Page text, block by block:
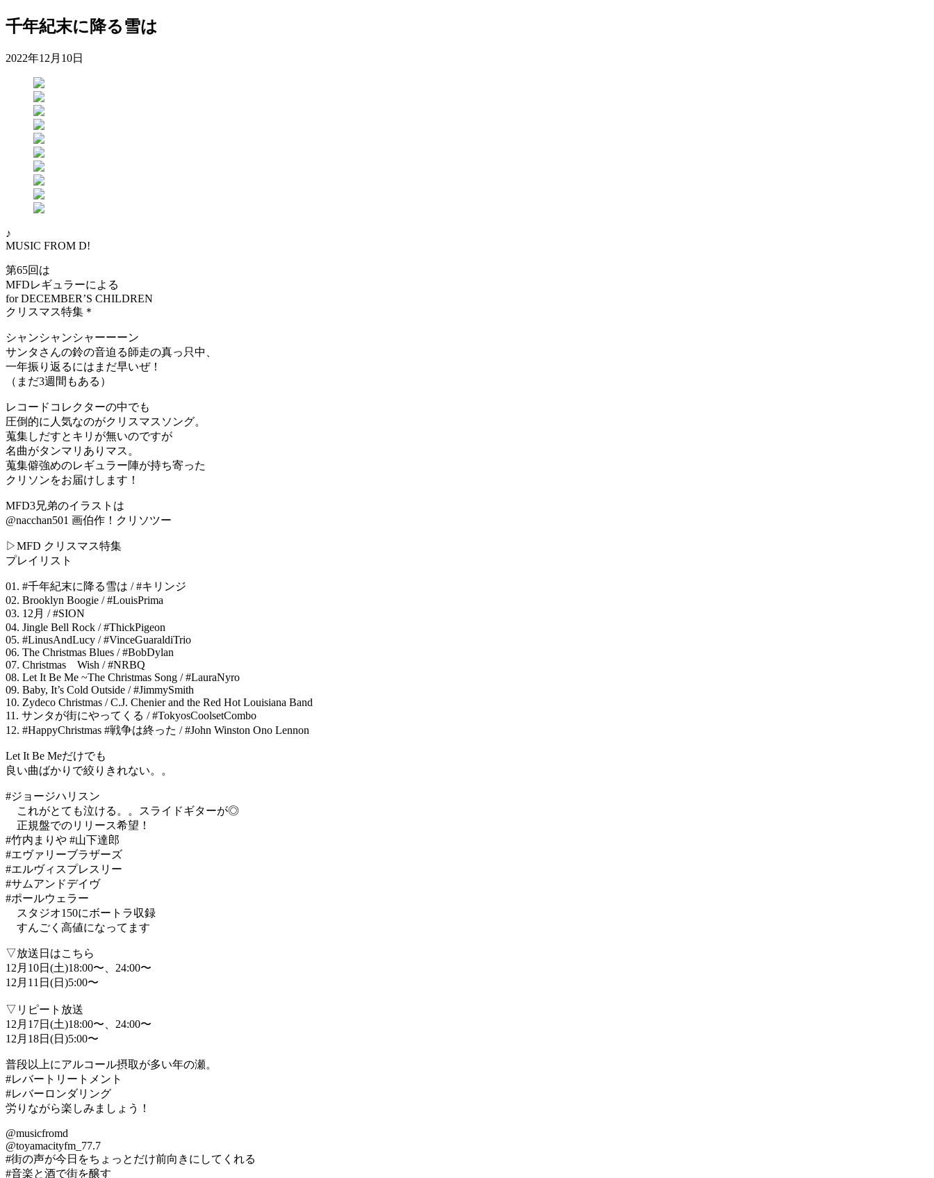
千年紀末に降る雪は
2022年12月10日
♪
MUSIC FROM D!
第65回は
MFDレギュラーによる
for DECEMBER’S CHILDREN
クリスマス特集＊
シャンシャンシャーーーン
サンタさんの鈴の音迫る師走の真っ只中、
一年振り返るにはまだ早いぜ！
（まだ3週間もある）
レコードコレクターの中でも
圧倒的に人気なのがクリスマスソング。
蒐集しだすとキリが無いのですが
名曲がタンマリありマス。
蒐集僻強めのレギュラー陣が持ち寄った
クリソンをお届けします！
MFD3兄弟のイラストは
@nacchan501 画伯作！クリソツー
▷MFD クリスマス特集
プレイリスト
01. #千年紀末に降る雪は / #キリンジ
02. Brooklyn Boogie / #LouisPrima
03. 12月 / #SION
04. Jingle Bell Rock / #ThickPigeon
05. #LinusAndLucy / #VinceGuaraldiTrio
06. The Christmas Blues / #BobDylan
07. Christmas Wish / #NRBQ
08. Let It Be Me ~The Christmas Song / #LauraNyro
09. Baby, It’s Cold Outside / #JimmySmith
10. Zydeco Christmas / C.J. Chenier and the Red Hot Louisiana Band
11. サンタが街にやってくる / #TokyosCoolsetCombo
12. #HappyChristmas #戦争は終った / #John Winston Ono Lennon
Let It Be Meだけでも
良い曲ばかりで絞りきれない。。
#ジョージハリスン
これがとても泣ける。。スライドギターが◎
正規盤でのリリース希望！
#竹内まりや #山下達郎
#エヴァリーブラザーズ
#エルヴィスプレスリー
#サムアンドデイヴ
#ポールウェラー
スタジオ150にボートラ収録
すんごく高値になってます
▽放送日はこちら
12月10日(土)18:00〜、24:00〜
12月11日(日)5:00〜
▽リピート放送
12月17日(土)18:00〜、24:00〜
12月18日(日)5:00〜
普段以上にアルコール摂取が多い年の瀬。
#レバートリートメント
#レバーロンダリング
労りながら楽しみましょう！
@musicfromd
@toyamacityfm_77.7
#街の声が今日をちょっとだけ前向きにしてくれる
#音楽と酒で街を醸す